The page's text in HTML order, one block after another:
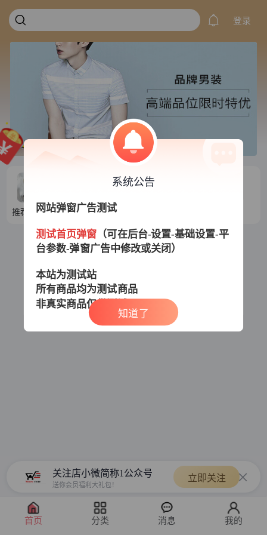
登录
推荐目录1 推荐目录2 推荐目录3
关注店小微简称1公众号
送你会员福利大礼包！
立即关注
系统公告
网站弹窗广告测试
测试首页弹窗 （可在后台-设置-基础设置-平
台参数-弹窗广告中修改或关闭）
本站为测试站
所有商品均为测试商品
非真实商品仅供测试
知道了
首页 分类 消息 我的